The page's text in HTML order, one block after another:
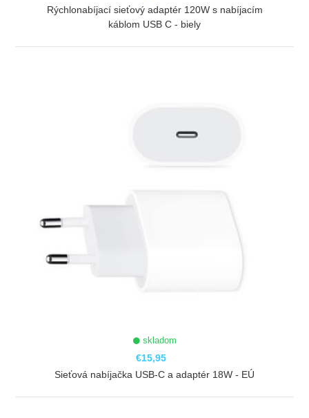
Rýchlonabíjací sieťový adaptér 120W s nabíjacím
káblom USB C - biely
skladom
€15,95
Sieťová nabíjačka USB-C a adaptér 18W - EÚ